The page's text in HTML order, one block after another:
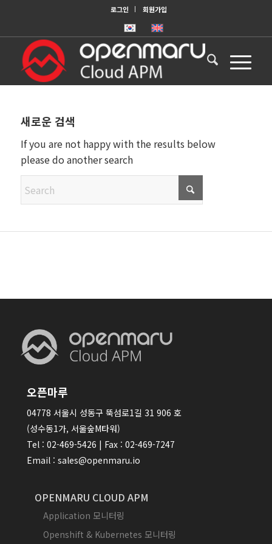
로그인 회원가입
새로운 검색
If you are not happy with the results below
please do another search
오픈마루
04778 서울시 성동구 뚝섬로1길 31 906 호
(성수동1가, 서울숲M타워)
Tel : 02-469-5426 | Fax : 02-469-7247
Email : sales@openmaru.io
OPENMARU CLOUD APM
Application 모니터링
Openshift & Kubernetes 모니터링